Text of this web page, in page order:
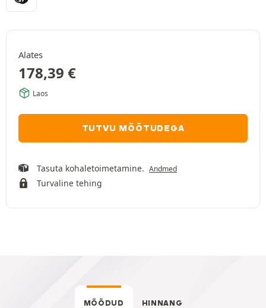
Alates
178,39 €
Laos
TUTVU MÕÕTUDEGA
Tasuta kohaletoimetamine. Andmed
Turvaline tehing
MÕÕDUD HINNANG